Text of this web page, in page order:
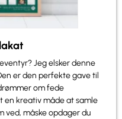
Jeg elsker denne
er den perfekte gave til
om fede
en kreativ måde at samle
ved, måske opdager du